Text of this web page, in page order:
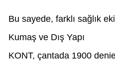
Bu sayede, farklı sağlık
Kumaş ve Dış Yapı
KONT, çantada 1900